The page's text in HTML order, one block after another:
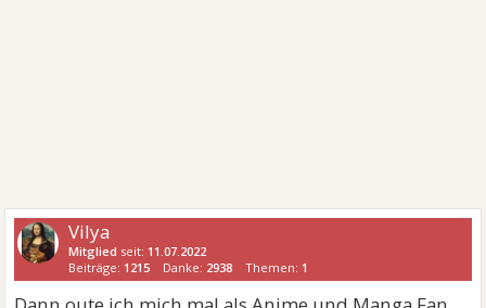
Vilya
Mitglied seit: 11.07.2022
Beiträge: 1215 Danke: 2938 Themen: 1